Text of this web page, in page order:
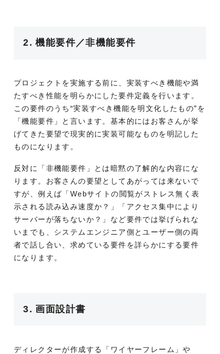
2. 機能要件／非機能要件
プロジェクトを実施する前に、実装すべき機能や満
たすべき性能を明らかにした要件定義を行います。
この要件のうち“実装すべき機能を明文化したもの”を
「機能要件」と言います。基本的にはお客さんが挙
げてきた要望で現実的に実装可能なものを明記した
ものになります。
反対に「非機能要件」とは暗黙の了解的な内容にな
ります。お客さんの要望としてあがっては来ないで
すが、例えば「Webサイトの閲覧がストレス無く表
示される読み込み速度か？」「アクセス集中により
サーバーが落ちないか？」など要件では挙げられな
いまでも、システムエンジニア側とユーザー側の両
者で話し合い、求めている要件を詳らかにする要件
になります。
3. 画面設計書
ディレクターが作成する「ワイヤーフレーム」や